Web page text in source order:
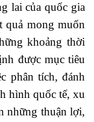
lai của quốc gia
quả mong muốn
khoảng thời
được mục tiêu
phân tích, đánh
hình quốc tế, xu
những thuận lợi,